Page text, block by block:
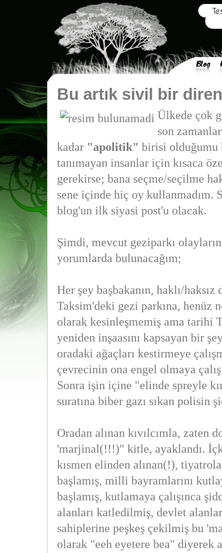
Bu artık sivil bir
Ülkede çok
son
kadar "apolitik" birisi olduğumu
tanımayan insanlar için kısaca
gerekirse; bana seçme/seçilme
sene içinde hiç oy kullanmadım.
blog'un ilk siyasi post'u olacak.
Şimdi, mevcut geziparkı
yorumlarda bulunacağım;
Her şey başbakanın, haklı/haksız
Taksim'deki gezi parkına, henüz
olarak kesinleşmemiş ama tarihi
yeniden inşaasını kapsayan bir
oradaki ağaçları kestirmeye
çevrecinin ona engel olmaya
Sonra işin içine "elinde spreyle
suratına biber gazı sıkan polisin
Oradan alınan kıvılcımla, zaten
'marjinal(!!!)" kitle, ayaklandı.
kısmen elinden alınan(!),
başlamış, milli bayramlarını
başlamış, kutlamaya çalışınca
alanları katledilmiş, devlet
sahiplerine peşkeş çekilmiş bu
olarak "eeh eyetere bea" diyerek